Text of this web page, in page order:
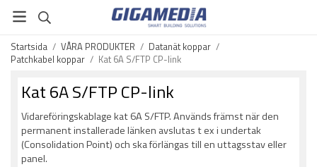
Startsida / VÅRA PRODUKTER / Datanät koppar /
Patchkabel koppar / Kat 6A S/FTP CP-link
Kat 6A S/FTP CP-link
Vidareföringskablage kat 6A S/FTP. Används främst när den
permanent installerade länken avslutas t ex i undertak
(Consolidation Point) och ska förlängas till en uttagsstav eller
panel.